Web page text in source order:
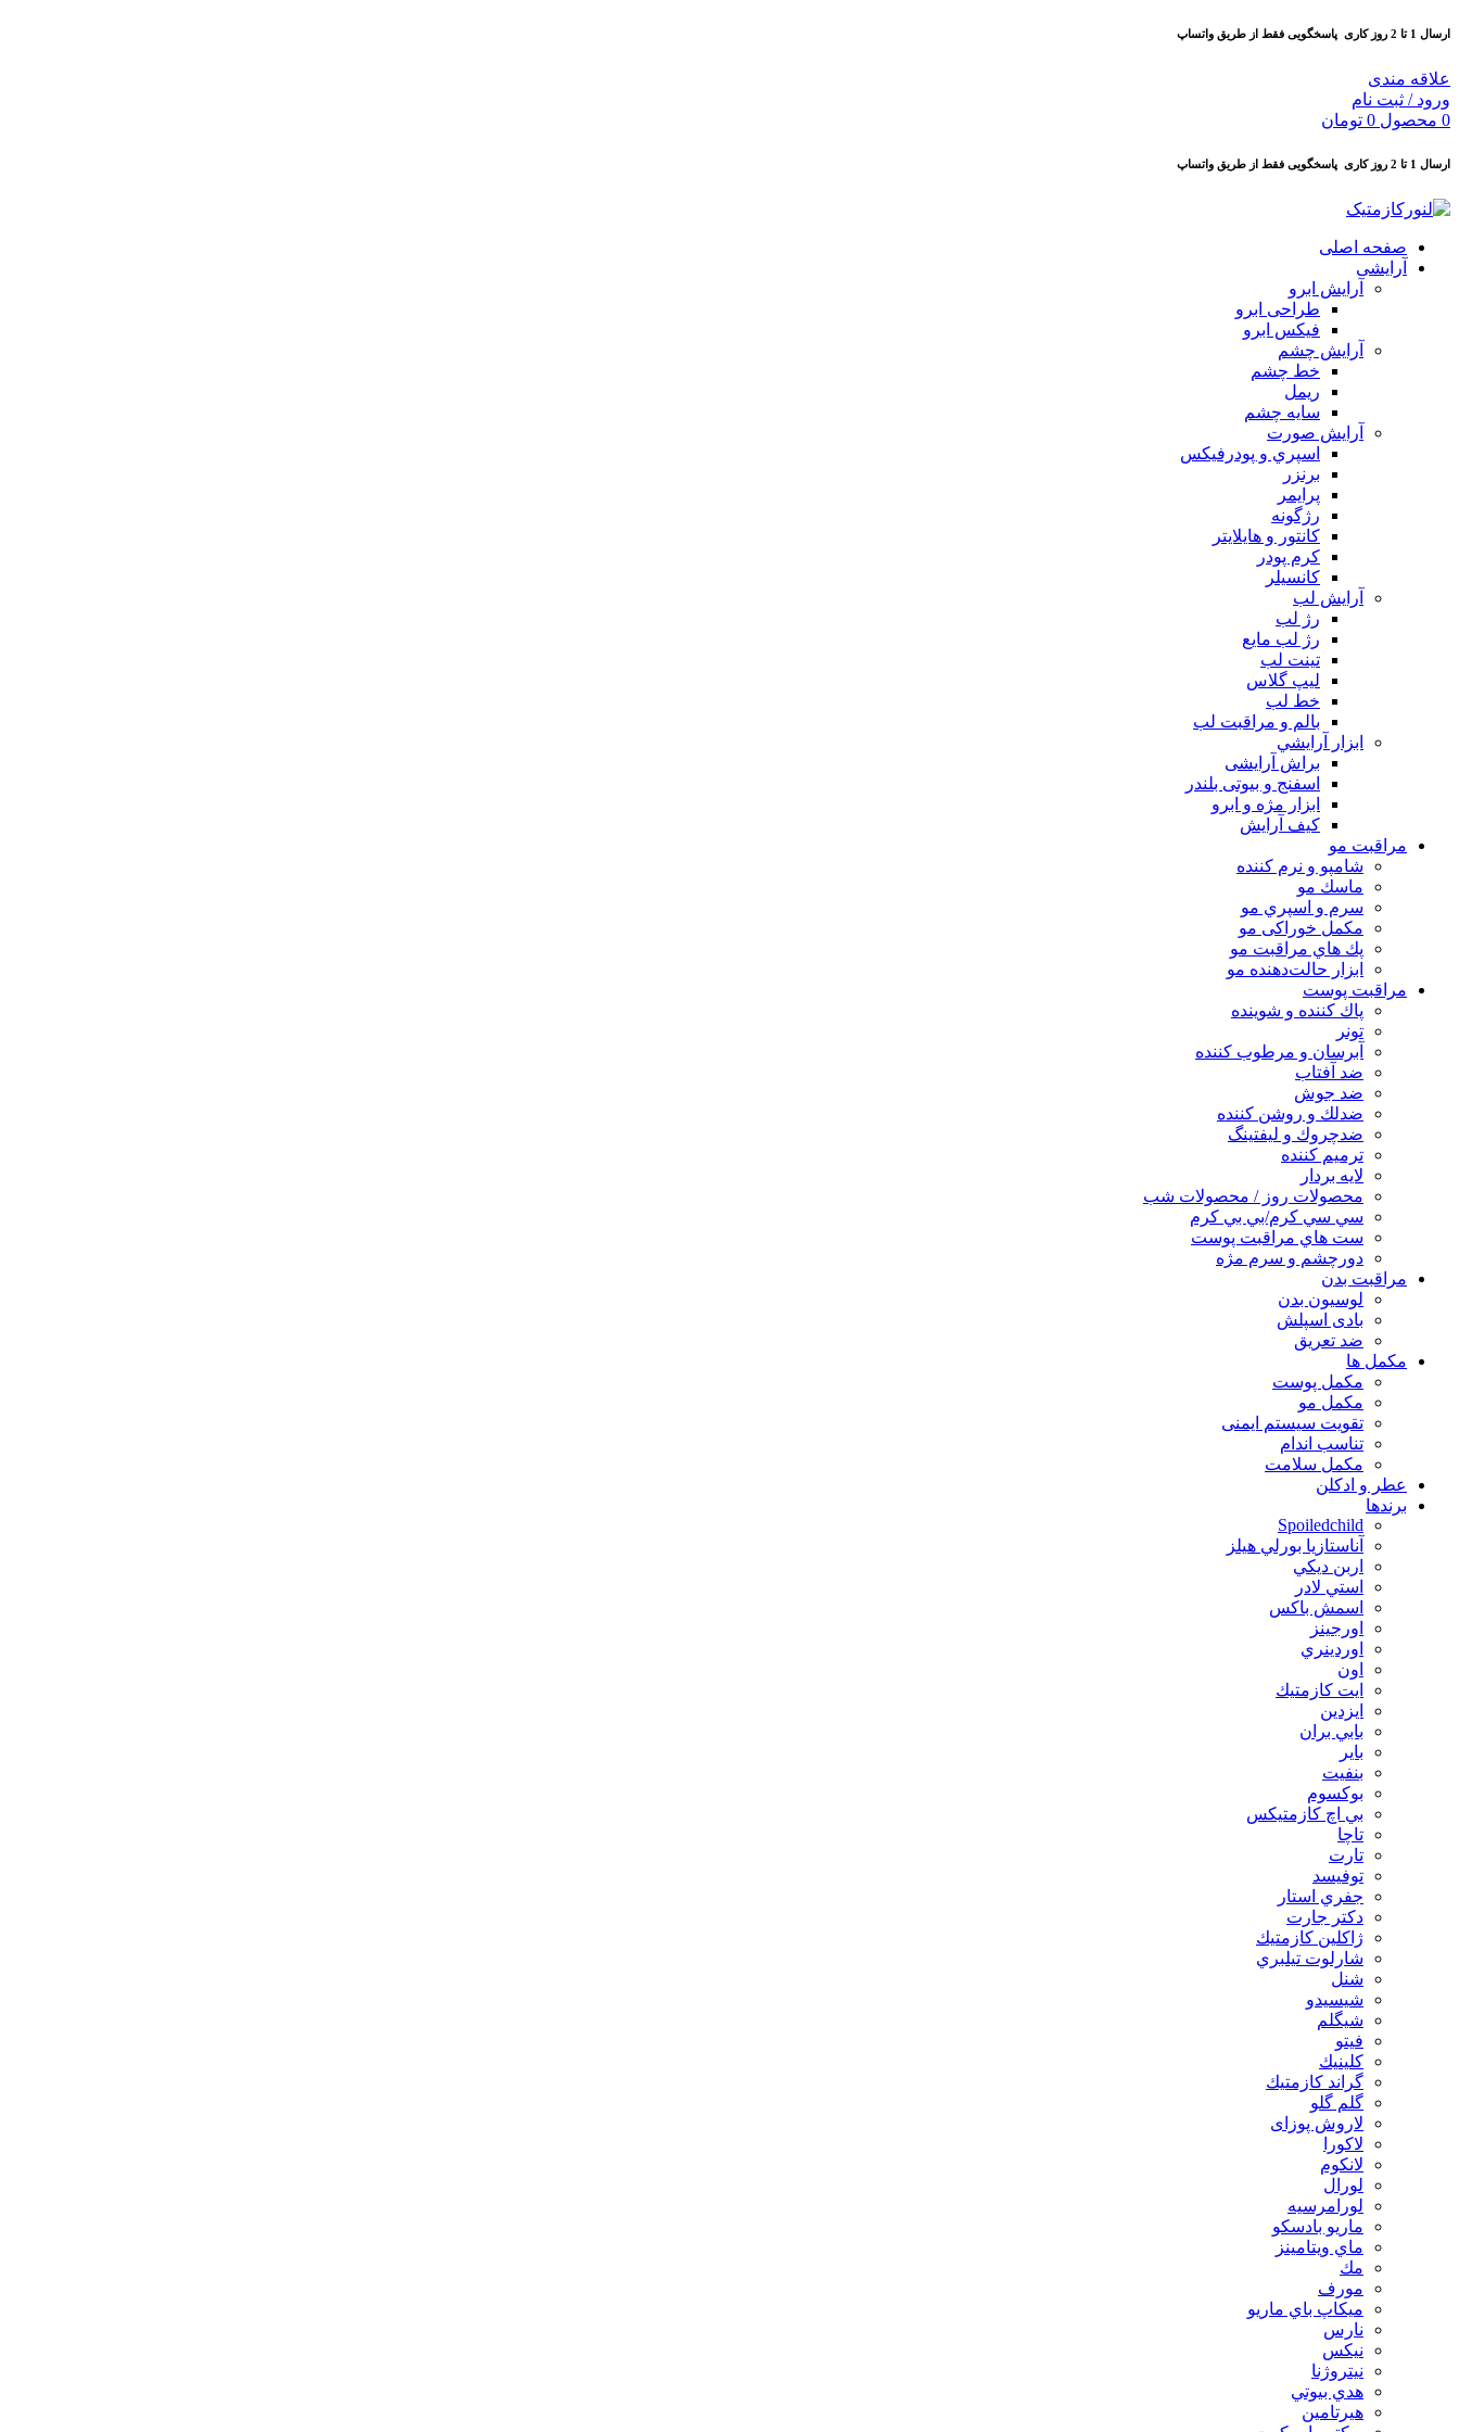
ارسال 1 تا 2 روز کاری پاسخگویی فقط از طریق واتساپ
علاقه مندی
ورود / ثبت نام
0 محصول 0 تومان
ارسال 1 تا 2 روز کاری پاسخگویی فقط از طریق واتساپ
صفحه اصلی
آرایشی
آرايش ابرو
طراحی ابرو
فیکس ابرو
آرايش چشم
خط چشم
ريمل
سايه چشم
آرايش صورت
اسپري و پودرفيكس
برنزر
پرايمر
رژگونه
كانتور و هايلايتر
كرم پودر
كانسيلر
آرايش لب
رژ لب
رژ لب مایع
تینت لب
لیپ گلاس
خط لب
بالم و مراقبت لب
ابزار آرايشي
براش آرایشی
اسفنج و بیوتی بلندر
ابزار مژه و ابرو
کیف آرایش
مراقبت مو
شامپو و نرم كننده
ماسك مو
سرم و اسپري مو
مكمل خوراكی مو
پك هاي مراقبت مو
ابزار حالت‌دهنده مو
مراقبت پوست
پاك كننده و شوينده
تونر
آبرسان و مرطوب كننده
ضد آفتاب
ضد جوش
ضدلك و روشن كننده
ضدچروك و ليفتينگ
ترميم كننده
لايه بردار
محصولات روز / محصولات شب
سي سي كرم/بي بي كرم
ست هاي مراقبت پوست
دورچشم و سرم مژه
مراقبت بدن
لوسیون بدن
بادی اسپلش
ضد تعریق
مكمل ها
مکمل پوست
مکمل مو
تقویت سیستم ایمنی
تناسب اندام
مکمل سلامت
عطر و ادکلن
برندها
Spoiledchild
آناستازيا بورلي هيلز
اربن ديكي
استي لادر
اسمش باكس
اورجينز
اوردينري
اون
ايت كازمتيك
ايزدين
بابي بران
بایر
بنفيت
بوكسوم
بي اچ كازمتيكس
تاچا
تارت
توفيسد
جفري استار
دكتر جارت
ژاكلين كازمتيك
شارلوت تيلبري
شنل
شيسيدو
شیگلم
فيتو
كلينيك
گراند كازمتيك
گلم گلو
لاروش پوزای
لاكورا
لانكوم
لورال
لورامرسيه
ماريو بادسكو
ماي ويتامينز
مك
مورف
ميكاپ باي ماريو
نارس
نيكس
نیتروژنا
هدي بيوتي
هیرتامین